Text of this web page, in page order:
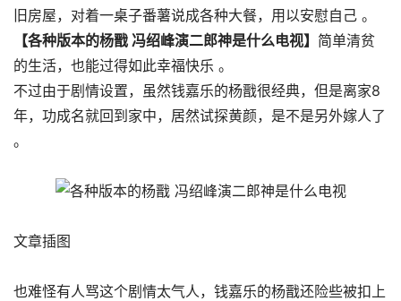
旧房屋，对着一桌子番薯说成各种大餐，用以安慰自己 。
【各种版本的杨戬 冯绍峰演二郎神是什么电视】 简单清贫
的生活，也能过得如此幸福快乐 。
不过由于剧情设置，虽然钱嘉乐的杨戬很经典，但是离家8
年，功成名就回到家中，居然试探黄颜，是不是另外嫁人了
。
文章插图
也难怪有人骂这个剧情太气人，钱嘉乐的杨戬还险些被扣上